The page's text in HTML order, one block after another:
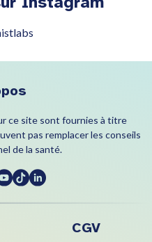
ce site sont fournies à titre
pas remplacer les conseils
de la santé.
CGV